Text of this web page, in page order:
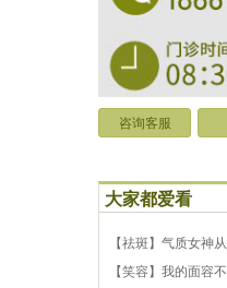
咨询客服
大家都爱看
【祛斑】气质女神
【笑容】我的面容